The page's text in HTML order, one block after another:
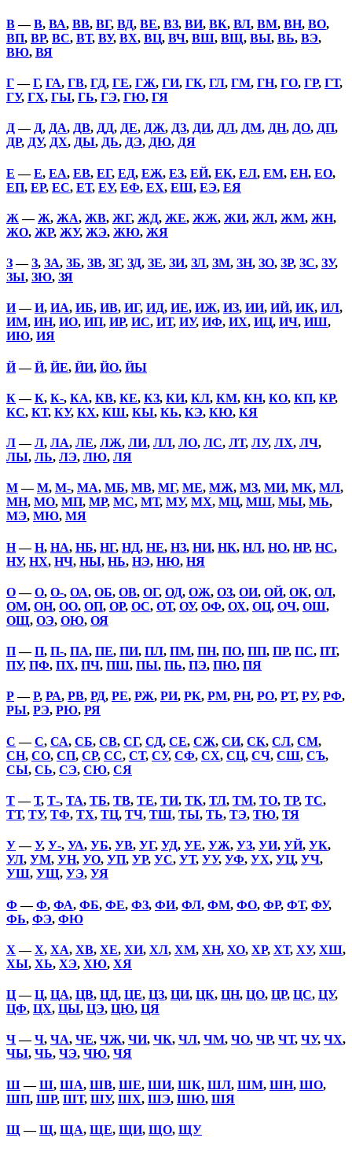
В—В, ВА, ВВ, ВГ, ВД, ВЕ, ВЗ, ВИ, ВК, ВЛ, ВМ, ВН, ВО,
ВП, ВР, ВС, ВТ, ВУ, ВХ, ВЦ, ВЧ, ВШ, ВЩ, ВЫ, ВЬ, ВЭ,
ВЮ, ВЯ
Г—Г, ГА, ГВ, ГД, ГЕ, ГЖ, ГИ, ГК, ГЛ, ГМ, ГН, ГО, ГР, ГТ,
ГУ, ГХ, ГЫ, ГЬ, ГЭ, ГЮ, ГЯ
Д— Д, ДА, ДВ, ДД, ДЕ, ДЖ, ДЗ, ДИ, ДЛ, ДМ, ДН, ДО, ДП,
ДР, ДУ, ДХ, ДЫ, ДЬ, ДЭ, ДЮ, ДЯ
Е —Е, ЕА, ЕВ, ЕГ, ЕД, ЕЖ, ЕЗ, ЕЙ, ЕК, ЕЛ, ЕМ, ЕН, ЕО,
ЕП, ЕР, ЕС, ЕТ, ЕУ, ЕФ, ЕХ, ЕШ, ЕЭ, ЕЯ
Ж —Ж, ЖА, ЖВ, ЖГ, ЖД, ЖЕ, ЖЖ, ЖИ, ЖЛ, ЖМ, ЖН,
ЖО, ЖР, ЖУ, ЖЭ, ЖЮ, ЖЯ
З—З, ЗА, ЗБ, ЗВ, ЗГ, ЗД, ЗЕ, ЗИ, ЗЛ, ЗМ, ЗН, ЗО, ЗР, ЗС, ЗУ,
ЗЫ, ЗЮ, ЗЯ
И—И, ИА, ИБ, ИВ, ИГ, ИД, ИЕ, ИЖ, ИЗ, ИИ, ИЙ, ИК, ИЛ,
ИМ, ИН, ИО, ИП, ИР, ИС, ИТ, ИУ, ИФ, ИХ, ИЦ, ИЧ, ИШ,
ИЮ, ИЯ
Й—Й, ЙЕ, ЙИ, ЙО, ЙЫ
К—К, К-, КА, КВ, КЕ, КЗ, КИ, КЛ, КМ, КН, КО, КП, КР,
КС, КТ, КУ, КХ, КШ, КЫ, КЬ, КЭ, КЮ, КЯ
Л—Л, ЛА, ЛЕ, ЛЖ, ЛИ, ЛЛ, ЛО, ЛС, ЛТ, ЛУ, ЛХ, ЛЧ,
ЛЫ, ЛЬ, ЛЭ, ЛЮ, ЛЯ
М—М, М-, МА, МБ, МВ, МГ, МЕ, МЖ, МЗ, МИ, МК, МЛ,
МН, МО, МП, МР, МС, МТ, МУ, МХ, МЦ, МШ, МЫ, МЬ,
МЭ, МЮ, МЯ
Н—Н, НА, НБ, НГ, НД, НЕ, НЗ, НИ, НК, НЛ, НО, НР, НС,
НУ, НХ, НЧ, НЫ, НЬ, НЭ, НЮ, НЯ
О—О, О-, ОА, ОБ, ОВ, ОГ, ОД, ОЖ, ОЗ, ОИ, ОЙ, ОК, ОЛ,
ОМ, ОН, ОО, ОП, ОР, ОС, ОТ, ОУ, ОФ, ОХ, ОЦ, ОЧ, ОШ,
ОЩ, ОЭ, ОЮ, ОЯ
П—П, П-, ПА, ПЕ, ПИ, ПЛ, ПМ, ПН, ПО, ПП, ПР, ПС, ПТ,
ПУ, ПФ, ПХ, ПЧ, ПШ, ПЫ, ПЬ, ПЭ, ПЮ, ПЯ
Р—Р, РА, РВ, РД, РЕ, РЖ, РИ, РК, РМ, РН, РО, РТ, РУ, РФ,
РЫ, РЭ, РЮ, РЯ
С —С, СА, СБ, СВ, СГ, СД, СЕ, СЖ, СИ, СК, СЛ, СМ,
СН, СО, СП, СР, СС, СТ, СУ, СФ, СХ, СЦ, СЧ, СШ, СЪ,
СЫ, СЬ, СЭ, СЮ, СЯ
Т—Т, Т-, ТА, ТБ, ТВ, ТЕ, ТИ, ТК, ТЛ, ТМ, ТО, ТР, ТС,
ТТ, ТУ, ТФ, ТХ, ТЦ, ТЧ, ТШ, ТЫ, ТЬ, ТЭ, ТЮ, ТЯ
У—У, У-, УА, УБ, УВ, УГ, УД, УЕ, УЖ, УЗ, УИ, УЙ, УК,
УЛ, УМ, УН, УО, УП, УР, УС, УТ, УУ, УФ, УХ, УЦ, УЧ,
УШ, УЩ, УЭ, УЯ
Ф —Ф, ФА, ФБ, ФЕ, ФЗ, ФИ, ФЛ, ФМ, ФО, ФР, ФТ, ФУ,
ФЬ, ФЭ, ФЮ
Х —Х, ХА, ХВ, ХЕ, ХИ, ХЛ, ХМ, ХН, ХО, ХР, ХТ, ХУ, ХШ,
ХЫ, ХЬ, ХЭ, ХЮ, ХЯ
Ц—Ц, ЦА, ЦВ, ЦД, ЦЕ, ЦЗ, ЦИ, ЦК, ЦН, ЦО, ЦР, ЦС, ЦУ,
ЦФ, ЦХ, ЦЫ, ЦЭ, ЦЮ, ЦЯ
Ч—Ч, ЧА, ЧЕ, ЧЖ, ЧИ, ЧК, ЧЛ, ЧМ, ЧО, ЧР, ЧТ, ЧУ, ЧХ,
ЧЫ, ЧЬ, ЧЭ, ЧЮ, ЧЯ
Ш—Ш, ША, ШВ, ШЕ, ШИ, ШК, ШЛ, ШМ, ШН, ШО,
ШП, ШР, ШТ, ШУ, ШХ, ШЭ, ШЮ, ШЯ
Щ —Щ, ЩА, ЩЕ, ЩИ, ЩО, ЩУ